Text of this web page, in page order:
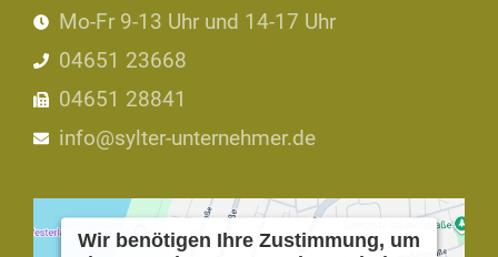
Mo-Fr 9-13 Uhr und 14-17 Uhr
04651 23668
04651 28841
info@sylter-unternehmer.de
Wir benötigen Ihre Zustimmung, um